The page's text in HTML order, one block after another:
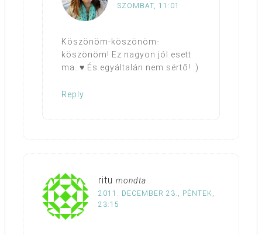
SZOMBAT, 11:01
Köszönöm-köszönöm-
köszönöm! Ez nagyon jól esett
ma. ♥ És egyáltalán nem sértő! :)
Reply
ritu mondta
2011. DECEMBER 23., PÉNTEK,
23:15